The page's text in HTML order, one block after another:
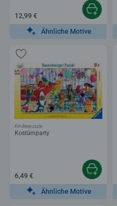
12,99 €
Ähnliche Motive
Kostümparty
Kinderpuzzle
6,49 €
Ähnliche Motive